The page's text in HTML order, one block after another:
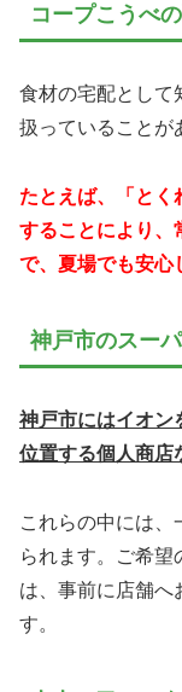
コープこうべ
食材の宅配として
扱っていることが
たとえば、「とく
することにより、
で、夏場でも安心
神戸市のスー
神戸市にはイオン
位置する個人商店
これらの中には、
られます。ご希望
は、事前に店舗へ
す。